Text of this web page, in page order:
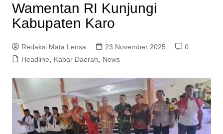
Wamentan RI Kunjungi
Kabupaten Karo
Redaksi Mata Lensa 23 November 2025
0
Headline
Kabar Daerah News